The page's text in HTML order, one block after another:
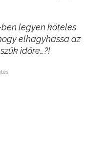
legyen köteles
elhagyhassa az
időre…?!